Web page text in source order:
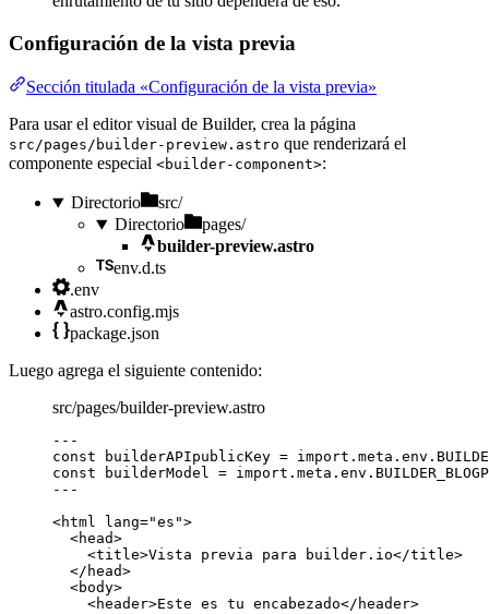
Configuración de la vista previa
Sección titulada «Configuración de la vista previa»
Para usar el editor visual de Builder, crea la página
src/pages/builder-preview.astro que renderizará el
componente especial <builder-component>:
Directorio
src/
Directorio
pages/
builder-preview.astro
env.d.ts
.env
astro.config.mjs
package.json
Luego agrega el siguiente contenido:
src/pages/builder-preview.astro
---
const
builderAPIpublicKey = import. meta . env .
const
builderModel = import. meta . env .
---
<html lang="es ">
<head>
<title>Vista previa para builder.io</title>
</ head>
<body>
<header>Este es tu encabezado</ header>